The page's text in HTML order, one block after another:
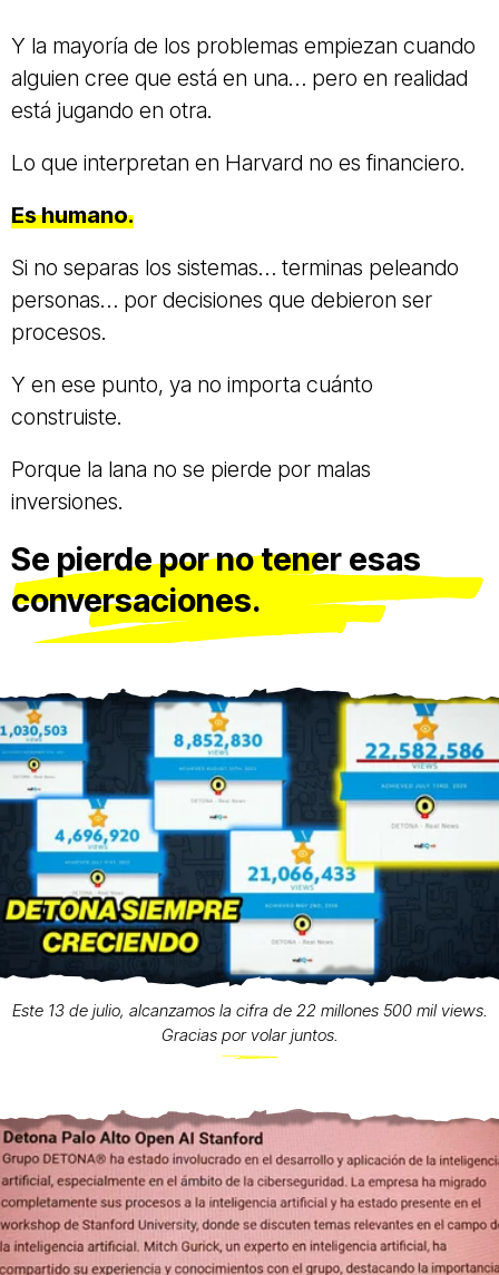
Y la mayoría de los problemas empiezan cuando
alguien cree que está en una… pero en realidad
está jugando en otra.
Lo que interpretan en Harvard no es financiero.
Eshumano.
Si no separas los sistemas… terminas peleando
personas… por decisiones que debieron ser
procesos.
Y en ese punto, ya no importa cuánto
construiste.
Porque la lana no se pierde por malas
inversiones.
Se pierde por no tener esas
conversaciones.
Este 13 de julio, alcanzamos la cifra de 22 millones 500 mil views.
Gracias por volar juntos.